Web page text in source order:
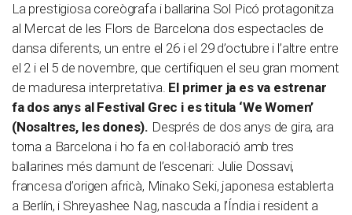
La prestigiosa coreògrafa i ballarina Sol Picó protagonitza
al Mercat de les Flors de Barcelona dos espectacles de
dansa diferents, un entre el 26 i el 29 d’octubre i l’altre entre
el 2 i el 5 de novembre, que certifiquen el seu gran moment
de maduresa interpretativa. El primer ja es va estrenar
fa dos anys al Festival Grec i es titula ‘We Women’
(Nosaltres, les dones). Després de dos anys de gira, ara
torna a Barcelona i ho fa en col·laboració amb tres
ballarines més damunt de l’escenari: Julie Dossavi,
francesa d’origen africà, Minako Seki, japonesa establerta
a Berlín, i Shreyashee Nag, nascuda a l’Índia i resident a